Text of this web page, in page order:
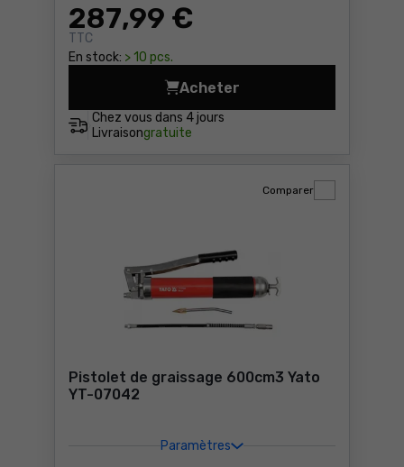
287,99 €
TTC
En stock: > 10 pcs.
Chez vous dans 4 jours
Livraisongratuite
Acheter
Pompe à graisse DeWalt
Pistolet de graissage 600cm3 Yato
YT-07042
Paramètres
Comparer